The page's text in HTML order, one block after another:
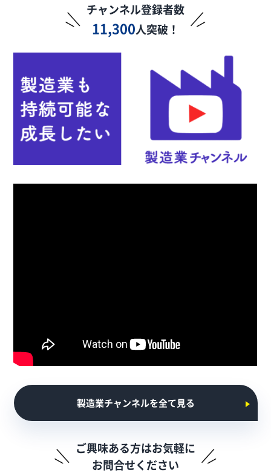
チャンネル登録者数
11,300人突破！
製造業チャンネルを全て見る
ご興味ある方はお気軽に
お問合せください